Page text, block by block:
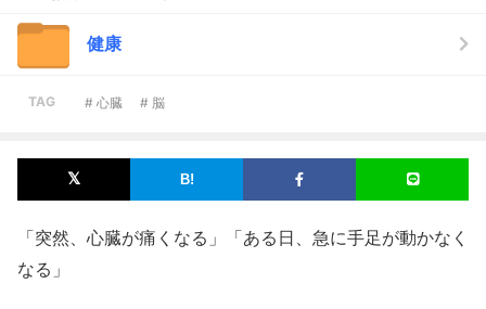
健康
TAG # 心臓 # 脳
「突然、心臓が痛くなる」「ある日、急に手足が動かなく
なる」